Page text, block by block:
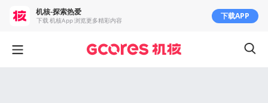
机核-探索热爱
下载 机核App 浏览更多精彩内容 下载APP